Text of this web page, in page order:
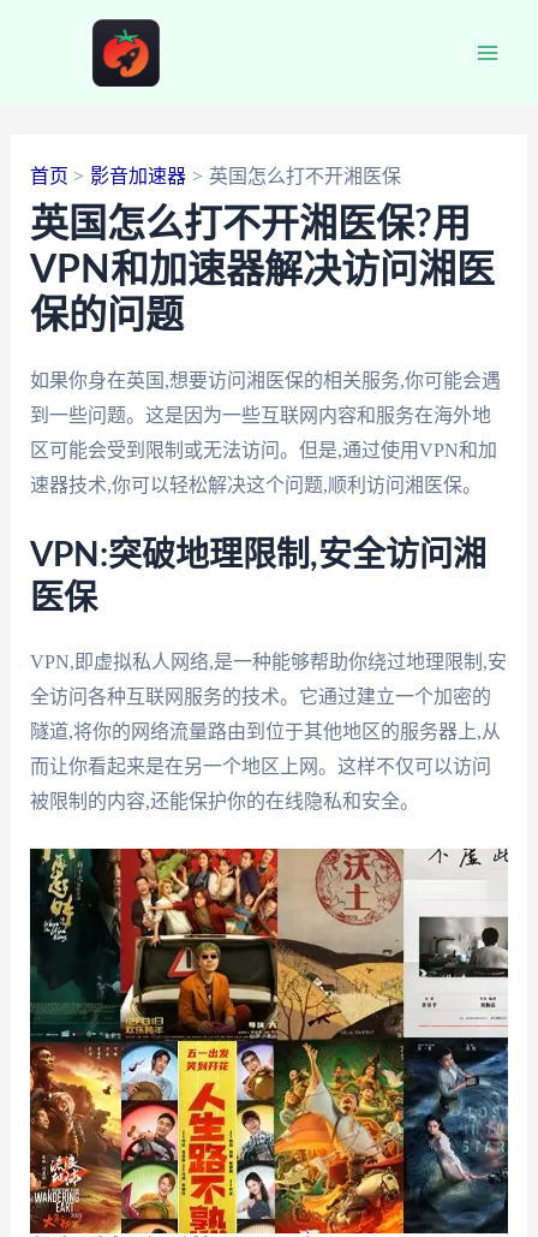
首页 影音加速器 英国怎么打不开湘医保
英国怎么打不开湘医保?用
VPN和加速器解决访问湘医
保的问题
如果你身在英国,想要访问湘医保的相关服务,你可能会遇
到一些问题。这是因为一些互联网内容和服务在海外地
区可能会受到限制或无法访问。但是,通过使用VPN和加
速器技术,你可以轻松解决这个问题,顺利访问湘医保。
VPN:突破地理限制,安全访问湘
医保
VPN,即虚拟私人网络,是一种能够帮助你绕过地理限制,安
全访问各种互联网服务的技术。它通过建立一个加密的
隧道,将你的网络流量路由到位于其他地区的服务器上,从
而让你看起来是在另一个地区上网。这样不仅可以访问
被限制的内容,还能保护你的在线隐私和安全。